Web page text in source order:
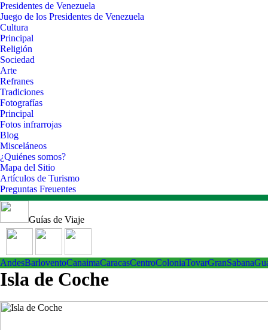
Presidentes de Venezuela
Juego de los Presidentes de Venezuela
Cultura
Principal
Religión
Sociedad
Arte
Refranes
Tradiciones
Fotografías
Principal
Fotos infrarrojas
Blog
Misceláneos
¿Quiénes somos?
Mapa del Sitio
Artículos de Turismo
Preguntas Freuentes
Guías de Viaje
AndesBarloventoCanaimaCaracasCentroColoniaTovarGranSabana
Isla de Coche